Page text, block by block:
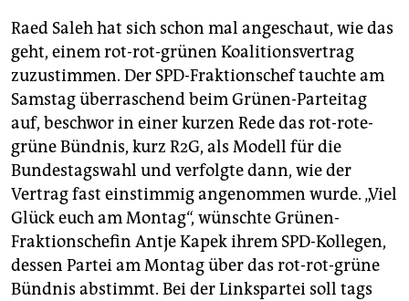
fragen & hilfe
unterstützen
abo
genossenschaft
epaper login
Raed Saleh hat sich schon mal angeschaut, wie das
geht, einem rot-rot-grünen Koalitionsvertrag
zuzustimmen. Der SPD-Fraktionschef tauchte am
Samstag überraschend beim Grünen-Parteitag
auf, beschwor in einer kurzen Rede das rot-rote-
grüne Bündnis, kurz R2G, als Modell für die
Bundestagswahl und verfolgte dann, wie der
Vertrag fast einstimmig angenommen wurde. „Viel
Glück euch am Montag“, wünschte Grünen-
Fraktionschefin Antje Kapek ihrem SPD-Kollegen,
dessen Partei am Montag über das rot-rot-grüne
Bündnis abstimmt. Bei der Linkspartei soll tags